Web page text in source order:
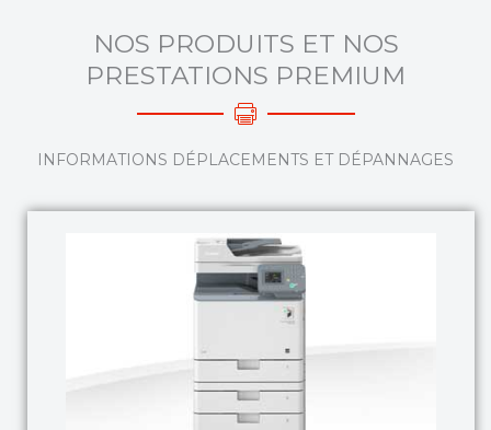
NOS PRODUITS ET NOS
PRESTATIONS PREMIUM
INFORMATIONS DÉPLACEMENTS ET DÉPANNAGES